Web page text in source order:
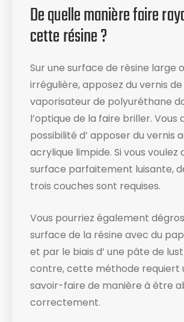
De quelle manière faire
cette résine ?
Sur une surface de résine large
irrégulière, apposez du vernis
vaporisateur de polyuréthane
l’optique de la faire briller. Vous
possibilité d’ apposer du vernis
acrylique limpide. Si vous voulez
surface parfaitement luisante,
trois couches sont requises.
Vous pourriez également
surface de la résine avec du
et par le biais d’ une pâte de
contre, cette méthode requiert
savoir-faire de manière à être
correctement.